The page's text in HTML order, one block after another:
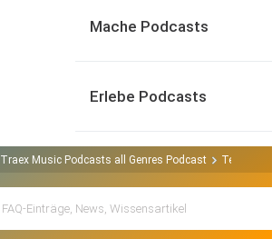
Mache Podcasts
Erlebe Podcasts
Traex Music Podcasts all Genres Podcast Techno